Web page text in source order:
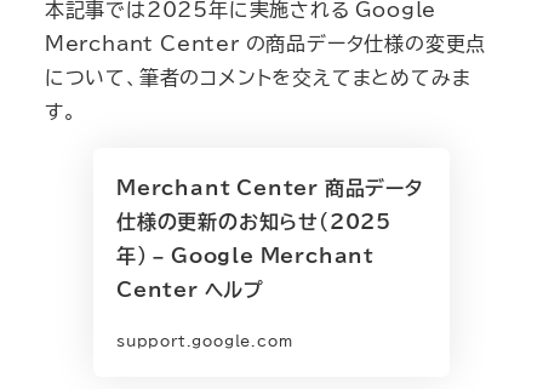
本記事では2025年に実施される Google
Merchant Center の商品データ仕様の変更点
について、筆者のコメントを交えてまとめてみま
す。
Merchant Center 商品データ
仕様の更新のお知らせ（2025
年） – Google Merchant
Center ヘルプ
support.google.com